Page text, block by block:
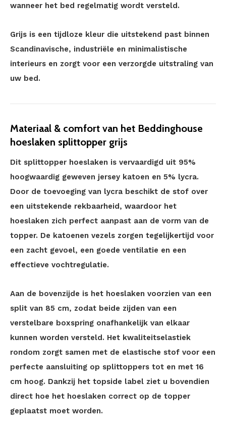
wanneer het bed regelmatig wordt versteld.
Grijs is een tijdloze kleur die uitstekend past binnen
Scandinavische, industriële en minimalistische
interieurs en zorgt voor een verzorgde uitstraling van
uw bed.
Materiaal & comfort van het Beddinghouse
hoeslaken splittopper grijs
Dit splittopper hoeslaken is vervaardigd uit 95%
hoogwaardig geweven jersey katoen en 5% lycra.
Door de toevoeging van lycra beschikt de stof over
een uitstekende rekbaarheid, waardoor het
hoeslaken zich perfect aanpast aan de vorm van de
topper. De katoenen vezels zorgen tegelijkertijd voor
een zacht gevoel, een goede ventilatie en een
effectieve vochtregulatie.
Aan de bovenzijde is het hoeslaken voorzien van een
split van 85 cm, zodat beide zijden van een
verstelbare boxspring onafhankelijk van elkaar
kunnen worden versteld. Het kwaliteitselastiek
rondom zorgt samen met de elastische stof voor een
perfecte aansluiting op splittoppers tot en met 16
cm hoog. Dankzij het topside label ziet u bovendien
direct hoe het hoeslaken correct op de topper
geplaatst moet worden.